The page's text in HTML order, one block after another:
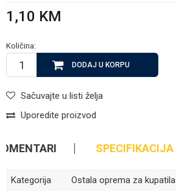
1,10 KM
Količina:
DODAJ U KORPU
Sačuvajte u listi želja
Uporedite proizvod
SPECIFIKACIJA
Kategorija Ostala oprema za kupatila